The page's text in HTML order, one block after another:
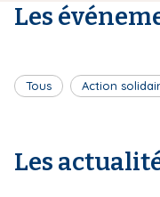
Les
Tous Action
Les